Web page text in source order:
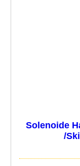
Solenoide
/